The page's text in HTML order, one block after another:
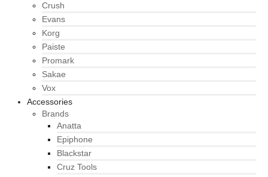
Crush
Evans
Korg
Paiste
Promark
Sakae
Vox
Accessories
Brands
Anatta
Epiphone
Blackstar
Cruz Tools